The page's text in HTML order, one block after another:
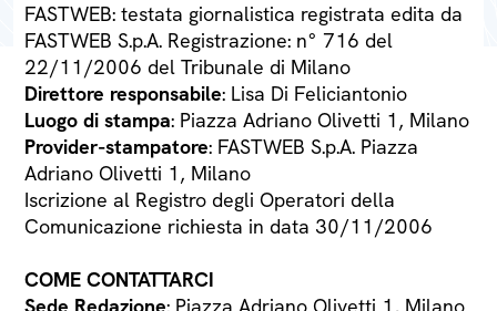
FASTWEB: testata giornalistica registrata edita da
FASTWEB S.p.A. Registrazione: n° 716 del
22/11/2006 del Tribunale di Milano
Direttore responsabile: Lisa Di Feliciantonio
Luogo di stampa: Piazza Adriano Olivetti 1, Milano
Provider-stampatore: FASTWEB S.p.A. Piazza
Adriano Olivetti 1, Milano
Iscrizione al Registro degli Operatori della
Comunicazione richiesta in data 30/11/2006
COME CONTATTARCI